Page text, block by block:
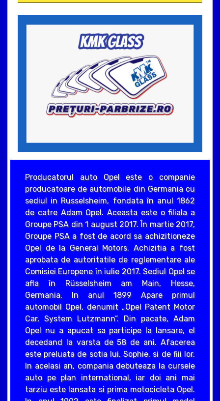
Producatorul auto Opel este o companie
producatoare de automobile din Germania cu
sediul in Russelsheim, fondata în anul 1862
de catre Adam Opel. Aceasta este o filiala a
Groupe PSA din 1 august 2017. În martie 2017,
Groupe PSA a fost de acord sa achizitioneze
Opel de la General Motors. Achizitia a fost
aprobata de autoritatile de reglementare ale
Comisiei Europene în iulie 2017. Sediul Opel se
afla în Rüsselsheim am Main, Hesse,
Germania. In anul 1899 Apare primul
automobil Opel, denumit „Opel Patent Motor
Car, System Lutzmann”. Din pacate, Adam
Opel nu a apucat sa participe la lansare, el
decedand la varsta de 58 de ani. Afacerea
este preluata de sotia lui, Sophie, si de fiii lor.
In acelasi an, compania debuteaza la cursele
auto pe plan international, iar doi ani mai
tarziu este lansata si prima motocicleta Opel.